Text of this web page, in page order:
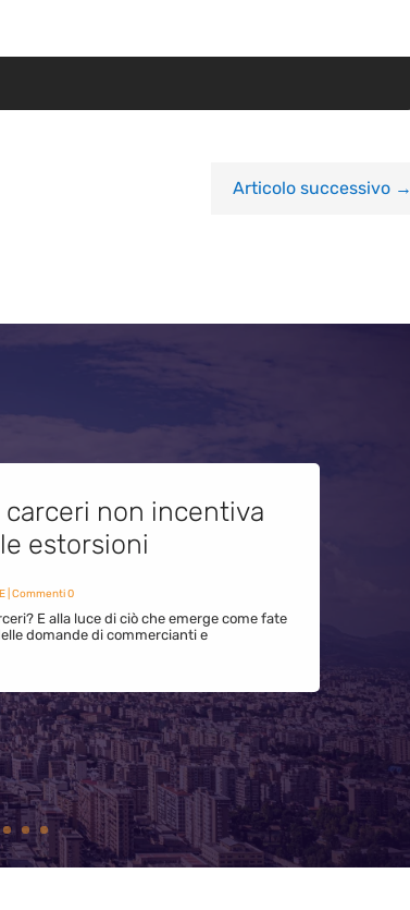
Articolo successivo→
non incentiva
estorsioni
| Commenti 0
E alla luce di ciò che emerge come fate
domande di commercianti e